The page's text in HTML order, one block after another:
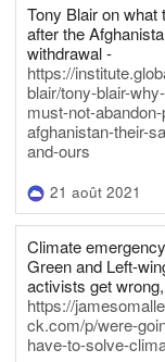
Tony Blair on what
after the
withdrawal -
https://
blair/tony-blair-
must-not-
afghanistan-their-
and-ours
21 août 2021
Climate
Green and Left-
activists get
https://
ck.com/p/were-
have-to-solve-